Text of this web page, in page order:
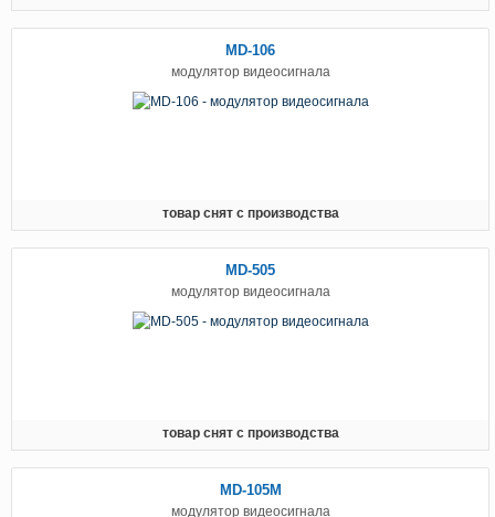
MD-106
модулятор видеосигнала
товар снят с производства
MD-505
модулятор видеосигнала
товар снят с производства
MD-105M
модулятор видеосигнала